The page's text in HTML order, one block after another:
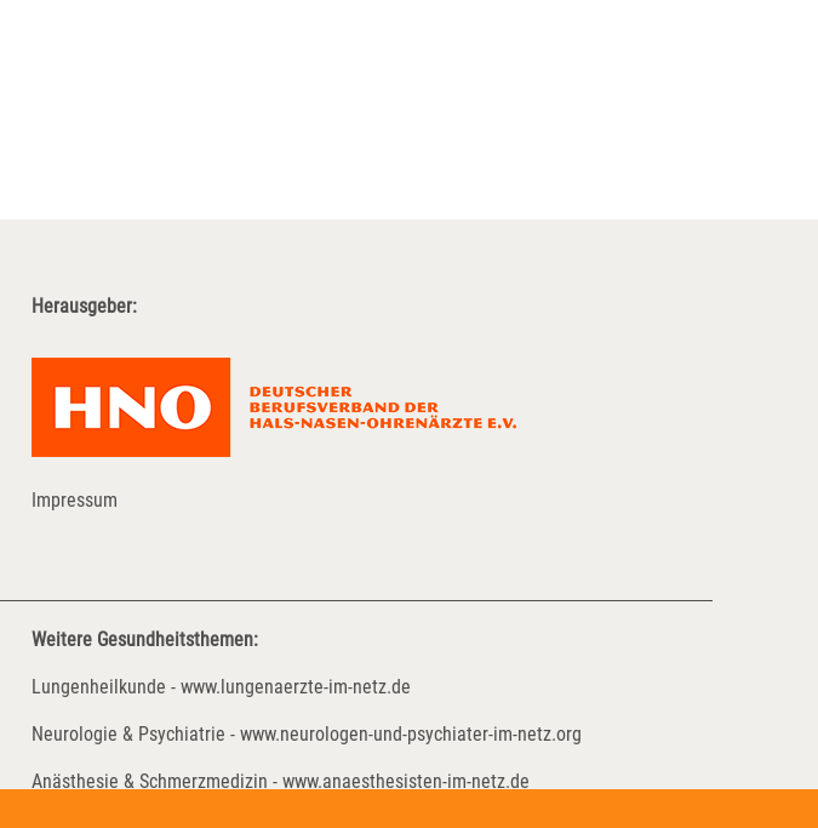
Herausgeber:
Impressum
Weitere Gesundheitsthemen:
Lungenheilkunde - www.lungenaerzte-im-netz.de
Neurologie & Psychiatrie - www.neurologen-und-psychiater-im-netz.org
Anästhesie & Schmerzmedizin - www.anaesthesisten-im-netz.de